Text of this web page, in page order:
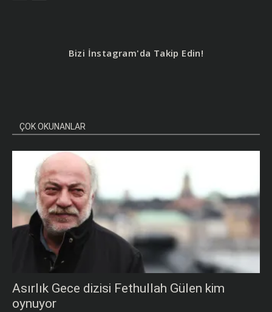
Bizi İnstagram'da Takip Edin!
ÇOK OKUNANLAR
Asırlık Gece dizisi Fethullah Gülen kim
oynuyor